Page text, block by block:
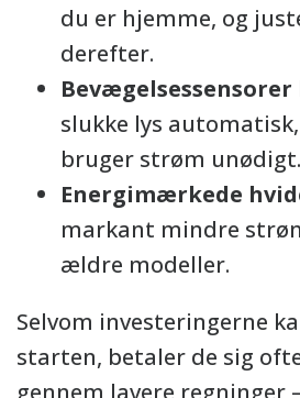
du er hjemme, og
derefter.
Bevægelsessensorer
slukke lys
bruger strøm unødigt.
Energimærkede
markant mindre
ældre modeller.
Selvom investeringerne
starten, betaler de sig
gennem lavere regninger